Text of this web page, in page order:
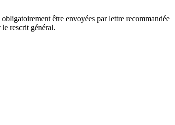
être envoyées par lettre recommandée
rescrit général.